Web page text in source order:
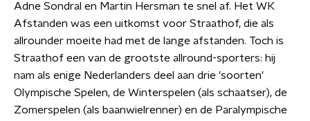
Adne Sondral en Martin Hersman te snel af. Het WK
Afstanden was een uitkomst voor Straathof, die als
allrounder moeite had met de lange afstanden. Toch is
Straathof een van de grootste allround-sporters: hij
nam als enige Nederlanders deel aan drie 'soorten'
Olympische Spelen, de Winterspelen (als schaatser), de
Zomerspelen (als baanwielrenner) en de Paralympische